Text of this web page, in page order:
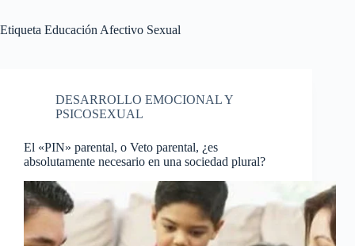
Etiqueta Educación Afectivo Sexual
DESARROLLO EMOCIONAL Y
PSICOSEXUAL
El «PIN» parental, o Veto parental, ¿es
absolutamente necesario en una sociedad plural?